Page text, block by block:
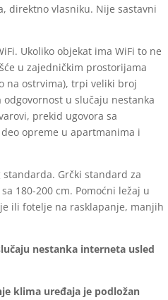
direktno vlasniku. Nije sastavni
Ukoliko objekat ima WiFi to ne
u zajedničkim prostorijama
na ostrvima), trpi veliki broj
u slučaju nestanka
prekid ugovora sa
opreme u apartmanima i
Grčki standard za
180-200 cm. Pomoćni ležaj u
ili fotelje na rasklapanje, manjih
nestanka interneta usled
klima uređaja je podložan